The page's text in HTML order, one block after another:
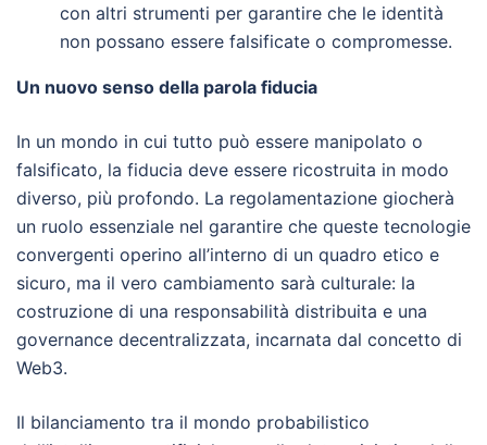
con altri strumenti per garantire che le identità
non possano essere falsificate o compromesse.
Un nuovo senso della parola fiducia
In un mondo in cui tutto può essere manipolato o
falsificato, la fiducia deve essere ricostruita in modo
diverso, più profondo. La regolamentazione giocherà
un ruolo essenziale nel garantire che queste tecnologie
convergenti operino all’interno di un quadro etico e
sicuro, ma il vero cambiamento sarà culturale: la
costruzione di una responsabilità distribuita e una
governance decentralizzata, incarnata dal concetto di
Web3.
Il bilanciamento tra il mondo probabilistico